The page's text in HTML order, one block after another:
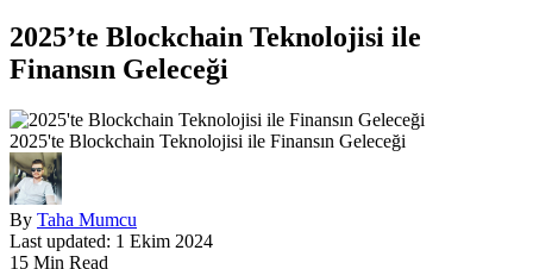
2025’te Blockchain Teknolojisi ile
Finansın Geleceği
2025'te Blockchain Teknolojisi ile Finansın Geleceği
By Taha Mumcu
Last updated: 1 Ekim 2024
15 Min Read